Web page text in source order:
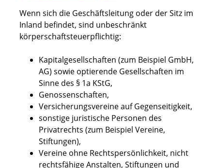
Wenn sich die Geschäftsleitung oder der Sitz im
Inland befindet, sind unbeschränkt
körperschaftsteuerpflichtig:
Kapitalgesellschaften (zum Beispiel GmbH,
AG) sowie optierende Gesellschaften im
Sinne des § 1a KStG,
Genossenschaften,
Versicherungsvereine auf Gegenseitigkeit,
sonstige juristische Personen des
Privatrechts (zum Beispiel Vereine,
Stiftungen),
Vereine ohne Rechtspersönlichkeit, nicht
rechtsfähige Anstalten, Stiftungen und